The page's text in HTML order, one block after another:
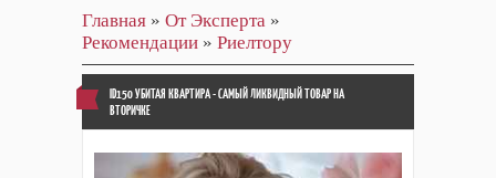
Главная » От Эксперта »
Рекомендации » Риелтору
ID150 УБИТАЯ КВАРТИРА - САМЫЙ ЛИКВИДНЫЙ ТОВАР НА
ВТОРИЧКЕ